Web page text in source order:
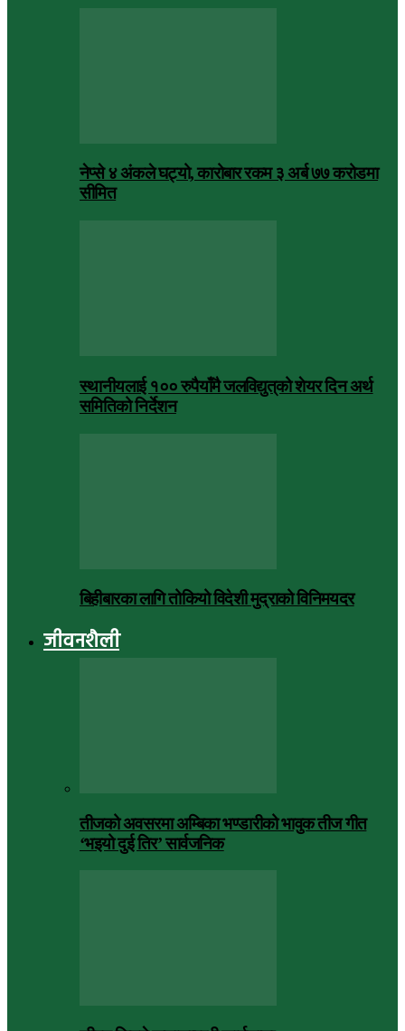
नेप्से ४ अंकले घट्यो, कारोबार रकम ३ अर्ब ७७ करोडमा
सीमित
स्थानीयलाई १०० रुपैयाँमै जलविद्युत्‌को शेयर दिन अर्थ
समितिको निर्देशन
बिहीबारका लागि तोकियो विदेशी मुद्राको विनिमयदर
जीवनशैली
तीजको अवसरमा अम्बिका भण्डारीको भावुक तीज गीत
‘भइयो दुई तिर’ सार्वजनिक